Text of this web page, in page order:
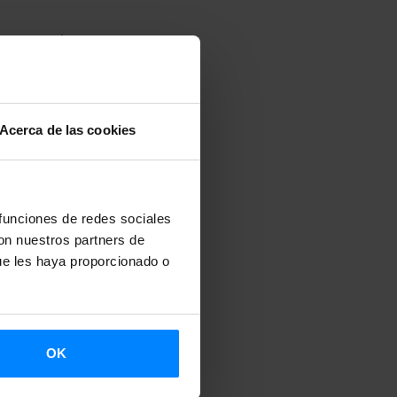
Acerca de las cookies
de redes sociales
nuestros partners de
les haya proporcionado o
OK
en el
Ciencias
euskera
ocupar
del
eficaz
y se